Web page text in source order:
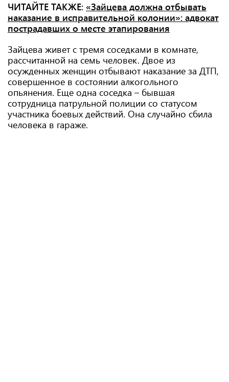
ЧИТАЙТЕ ТАКЖЕ: «Зайцева должна отбывать
наказание в исправительной колонии»: адвокат
пострадавших о месте этапирования
Зайцева живет с тремя соседками в комнате,
рассчитанной на семь человек. Двое из
осужденных женщин отбывают наказание за ДТП,
совершенное в состоянии алкогольного
опьянения. Еще одна соседка – бывшая
сотрудница патрульной полиции со статусом
участника боевых действий. Она случайно сбила
человека в гараже.